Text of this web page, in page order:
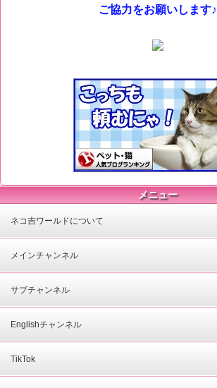
ご協力をお願いします♪
メニュー
ネコ吉ワールドについて
メインチャンネル
サブチャンネル
Englishチャンネル
TikTok